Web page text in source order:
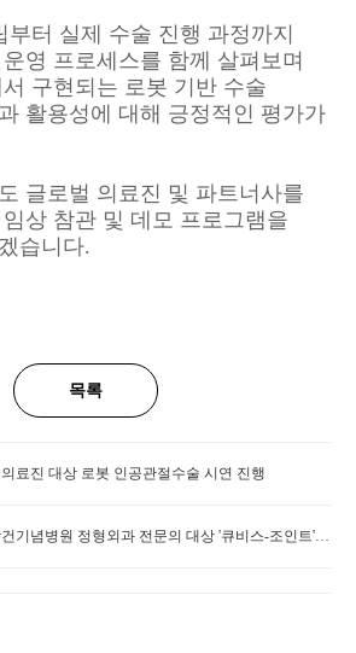
터 실제 수술 진행 과정까지
영 프로세스를 함께 살펴보며
구현되는 로봇 기반 수술
활용성에 대해 긍정적인 평가가
글로벌 의료진 및 파트너사를
상 참관 및 데모 프로그램을
습니다.
목록
료진 대상 로봇 인공관절수술 시연 진행
대만 장건기념병원 정형외과 전문의 대상 '큐비스-조인트' 데모 진행